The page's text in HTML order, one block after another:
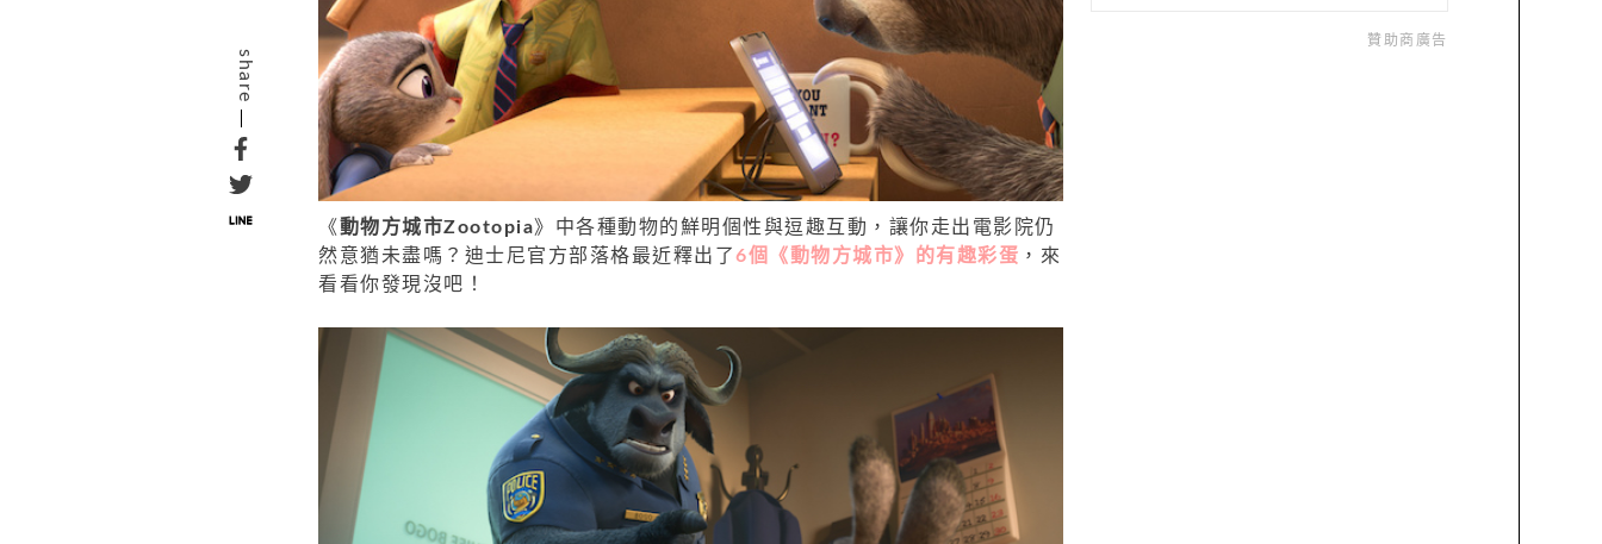
share
《動物方城市Zootopia》中各種動物的鮮明個性與逗趣互動，讓你走出電影院仍
然意猶未盡嗎？迪士尼官方部落格最近釋出了6個《動物方城市》的有趣彩蛋 ，來
看看你發現沒吧！
贊助商廣告